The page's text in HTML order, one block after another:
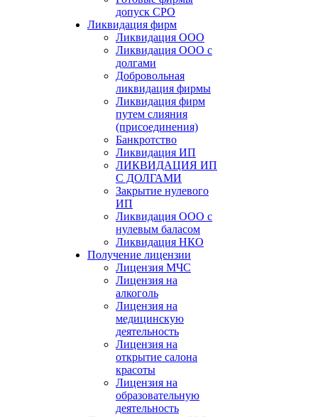
допуск СРО
Ликвидация фирм
Ликвидация ООО
Ликвидация ООО с
долгами
Добровольная
ликвидация фирмы
Ликвидация фирм
путем слияния
(присоединения)
Банкротство
Ликвидация ИП
ЛИКВИДАЦИЯ ИП
С ДОЛГАМИ
Закрытие нулевого
ИП
Ликвидация ООО с
нулевым баласом
Ликвидация НКО
Получение лицензии
Лицензия МЧС
Лицензия на
алкоголь
Лицензия на
медицинскую
деятельность
Лицензия на
открытие салона
красоты
Лицензия на
образовательную
деятельность